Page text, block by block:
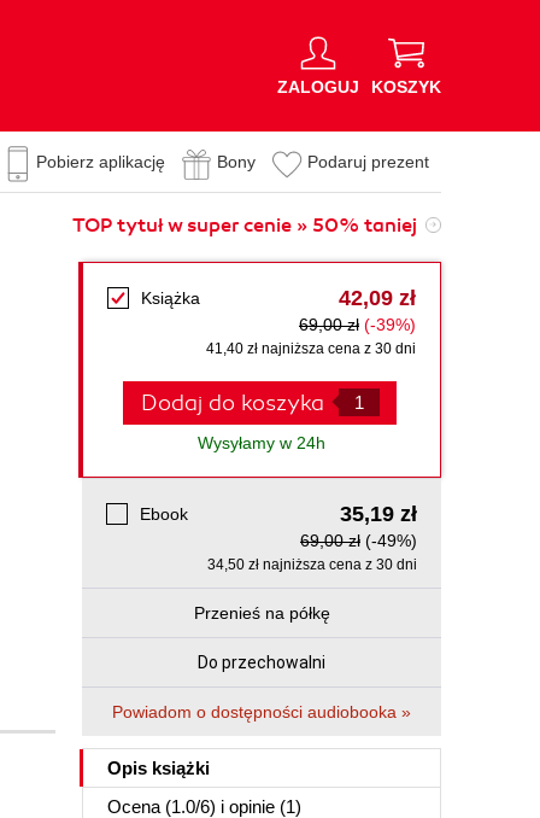
ZALOGUJ KOSZYK
Pobierz aplikację Bony Podaruj prezent
TOP tytuł w super cenie » 50% taniej
Książka 42,09 zł
69,00 zł (-39%)
41,40 zł najniższa cena z 30 dni
Dodaj do koszyka
Wysyłamy w 24h
Ebook 35,19 zł
69,00 zł (-49%)
34,50 zł najniższa cena z 30 dni
Przenieś na półkę
Do przechowalni
Powiadom o dostępności audiobooka »
Opis książki
Ocena (1.0/6) i opinie (1)